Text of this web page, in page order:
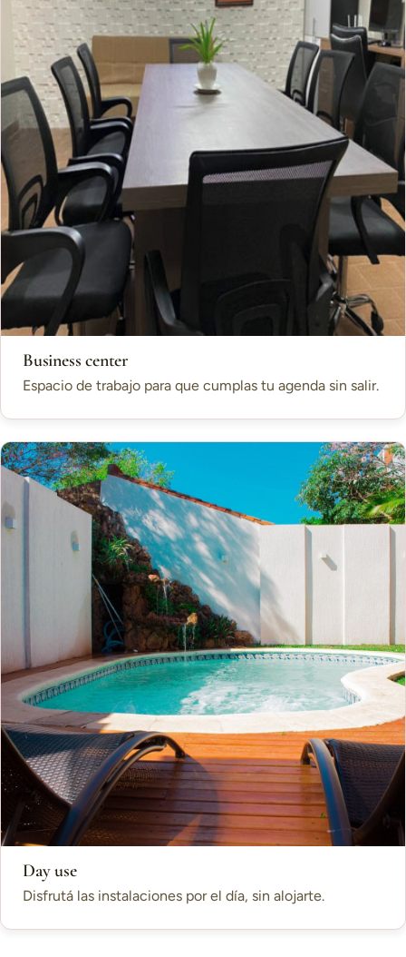
Business center
Espacio de trabajo para que cumplas tu agenda sin salir.
Day use
Disfrutá las instalaciones por el día, sin alojarte.